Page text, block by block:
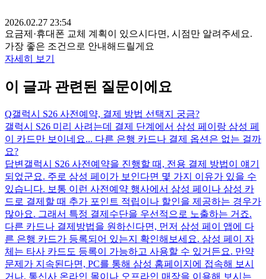
2026.02.27 23:54
요금제·휴대폰 교체 계획이 있으시다면, 시점만 알려주세요.
가장 좋은 조건으로 안내해드릴게요
자세히 보기
이 글과 관련된 질문이에요
Q갤럭시 S26 사전예약, 결제 방법 선택지 궁금?
갤럭시 S26 미리 사려는데 결제 단계에서 삼성 페이랑 삼성 페
이 카드만 보이네요... 다른 은행 카드나 결제 옵션은 없는 걸까
요?
답변 갤럭시 S26 사전예약을 진행할 때, 전용 결제 방법이 얘기
되었군요. 주로 삼성 페이가 보인다면 몇 가지 이유가 있을 수
있습니다. 보통 이런 사전예약 행사에서 삼성 페이나 삼성 카
드로 결제할 때 추가 포인트 적립이나 할인을 제공하는 경우가
많아요. 그래서 특정 결제수단을 우선적으로 노출하는 거죠.
다른 카드나 결제방법을 원하신다면, 먼저 삼성 페이 앱에 다
른 은행 카드가 등록되어 있는지 확인해보세요. 삼성 페이 자
체는 타사 카드도 등록이 가능하고 사용할 수 있거든요. 만약
문제가 지속된다면, PC를 통해 삼성 홈페이지에 접속해 보시
거나, 통신사 온라인 몰이나 오프라인 매장을 이용해 보시는